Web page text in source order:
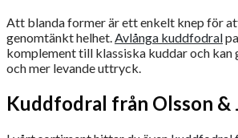
Att blanda former är ett enkelt knep för
genomtänkt helhet.Avlånga kuddfodral
komplement till klassiska kuddar och kan
och mer levande uttryck.
Kuddfodral från Olsson &